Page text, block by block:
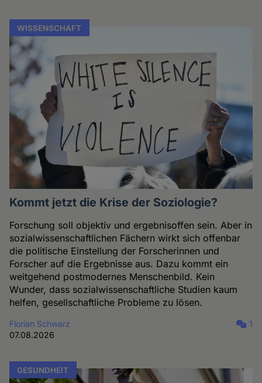
WISSENSCHAFT
Kommt jetzt die Krise der Soziologie?
Forschung soll objektiv und ergebnisoffen sein. Aber in
sozialwissenschaftlichen Fächern wirkt sich offenbar
die politische Einstellung der Forscherinnen und
Forscher auf die Ergebnisse aus. Dazu kommt ein
weitgehend postmodernes Menschenbild. Kein
Wunder, dass sozialwissenschaftliche Studien kaum
helfen, gesellschaftliche Probleme zu lösen.
Florian Schwarz
07.08.2026
1
GESUNDHEIT